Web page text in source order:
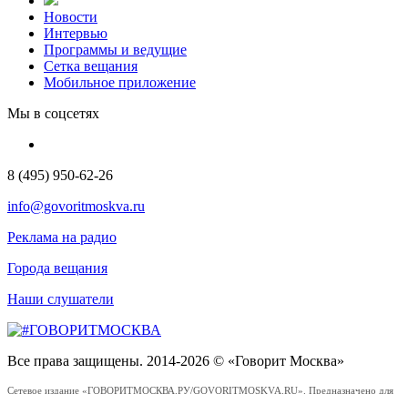
Новости
Интервью
Программы и ведущие
Сетка вещания
Мобильное приложение
Мы в соцсетях
8 (495) 950-62-26
info@govoritmoskva.ru
Реклама на радио
Города вещания
Наши слушатели
Все права защищены. 2014-2026 © «Говорит Москва»
Сетевое издание «ГОВОРИТМОСКВА.РУ/GOVORITMOSKVA.RU». Предназначено для